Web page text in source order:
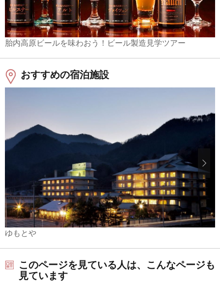
胎内高原ビールを味わおう！ビール製造見学ツアー
おすすめの宿泊施設
ゆもとや
このページを見ている人は、こんなページも
見ています